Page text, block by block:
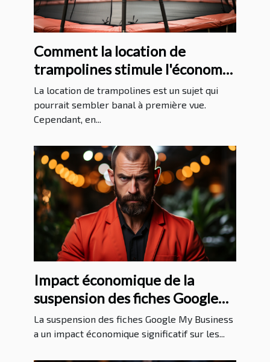
Comment la location de
trampolines stimule l'économie
locale
La location de trampolines est un sujet qui
pourrait sembler banal à première vue.
Cependant, en...
Impact économique de la
suspension des fiches Google
My Business sur les entreprises
La suspension des fiches Google My Business
a un impact économique significatif sur les...